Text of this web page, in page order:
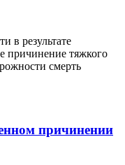
в результате
причинение тяжкого
смерть
причинении